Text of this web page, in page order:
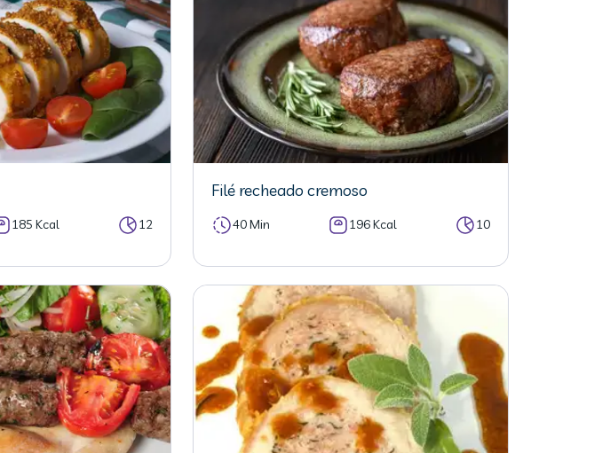
185 Kcal 12
Filé recheado cremoso
40 Min 196 Kcal 10